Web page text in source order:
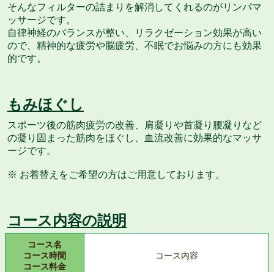
そんなフィルターの詰まりを解消してくれるのがリンパマ
ッサージです。
自律神経のバランスが整い、リラクゼーション効果が高い
ので、精神的な疲労や脳疲労、不眠でお悩みの方にも効果
的です。
もみほぐし
スポーツ後の筋肉疲労の改善、肩凝りや首凝り腰凝りなど
の凝り固まった筋肉をほぐし、血流改善に効果的なマッサ
ージです。
※ お着替えをご希望の方はご用意しております。
コース内容の説明
コース名
コース時間
コース料金
コース内容